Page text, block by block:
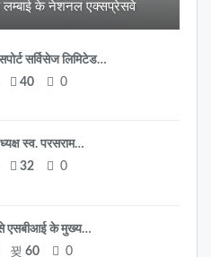
लम्बाई के नेशनल एक्सप्रेसवे
सर्विसेज लिमिटेड…
40 0
स्व. परसराम…
32 0
से एसबीआई के मुख्य…
60 0